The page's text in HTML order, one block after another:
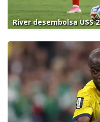
River desembolsa U$S